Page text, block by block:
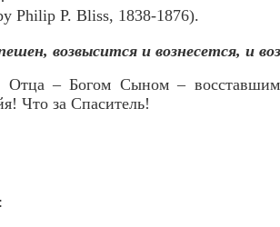
Philip P. Bliss, 1838-1876).
возвысится и вознесется, и
Отца – Богом Сыном –
Что за Спаситель!